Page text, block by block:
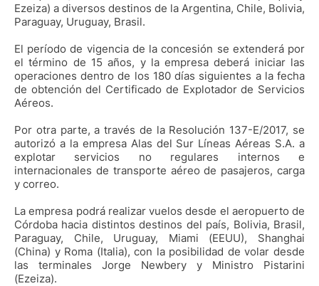
Ezeiza) a diversos destinos de la Argentina, Chile, Bolivia,
Paraguay, Uruguay, Brasil.
El período de vigencia de la concesión se extenderá por
el término de 15 años, y la empresa deberá iniciar las
operaciones dentro de los 180 dí­as siguientes a la fecha
de obtención del Certificado de Explotador de Servicios
Aéreos.
Por otra parte, a través de la Resolución 137-E/2017, se
autorizó a la empresa Alas del Sur Líneas Aéreas S.A. a
explotar servicios no regulares internos e
internacionales de transporte aéreo de pasajeros, carga
y correo.
La empresa podrá realizar vuelos desde el aeropuerto de
Córdoba hacia distintos destinos del país, Bolivia, Brasil,
Paraguay, Chile, Uruguay, Miami (EEUU), Shanghai
(China) y Roma (Italia), con la posibilidad de volar desde
las terminales Jorge Newbery y Ministro Pistarini
(Ezeiza).